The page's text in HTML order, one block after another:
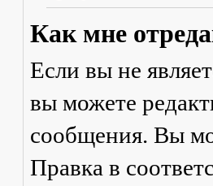
Как мне
Если вы не
вы можете
сообщения. Вы
Правка в